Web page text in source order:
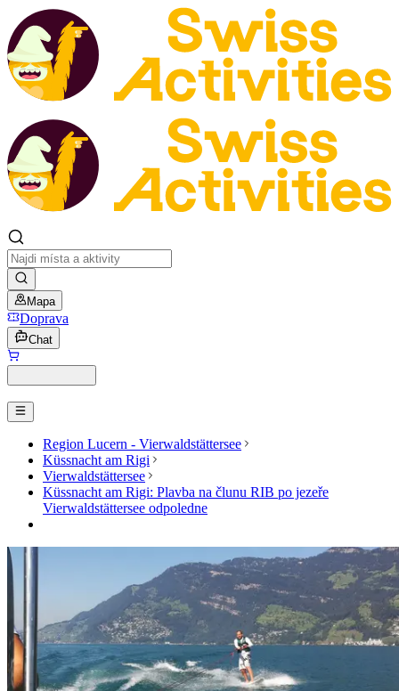
Mapa
Doprava
Chat
Region Lucern - Vierwaldstättersee
Küssnacht am Rigi
Vierwaldstättersee
Küssnacht am Rigi: Plavba na člunu RIB po jezeře
Vierwaldstättersee odpoledne